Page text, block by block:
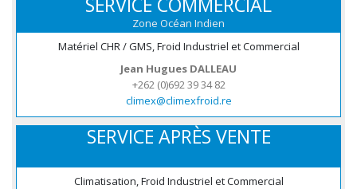
Zone Océan Indien
Matériel CHR / GMS, Froid Industriel et Commercial
Jean Hugues DALLEAU
+262 (0)692 39 34 82
climex@climexfroid.re
SERVICE APRÈS VENTE
Climatisation, Froid Industriel et Commercial